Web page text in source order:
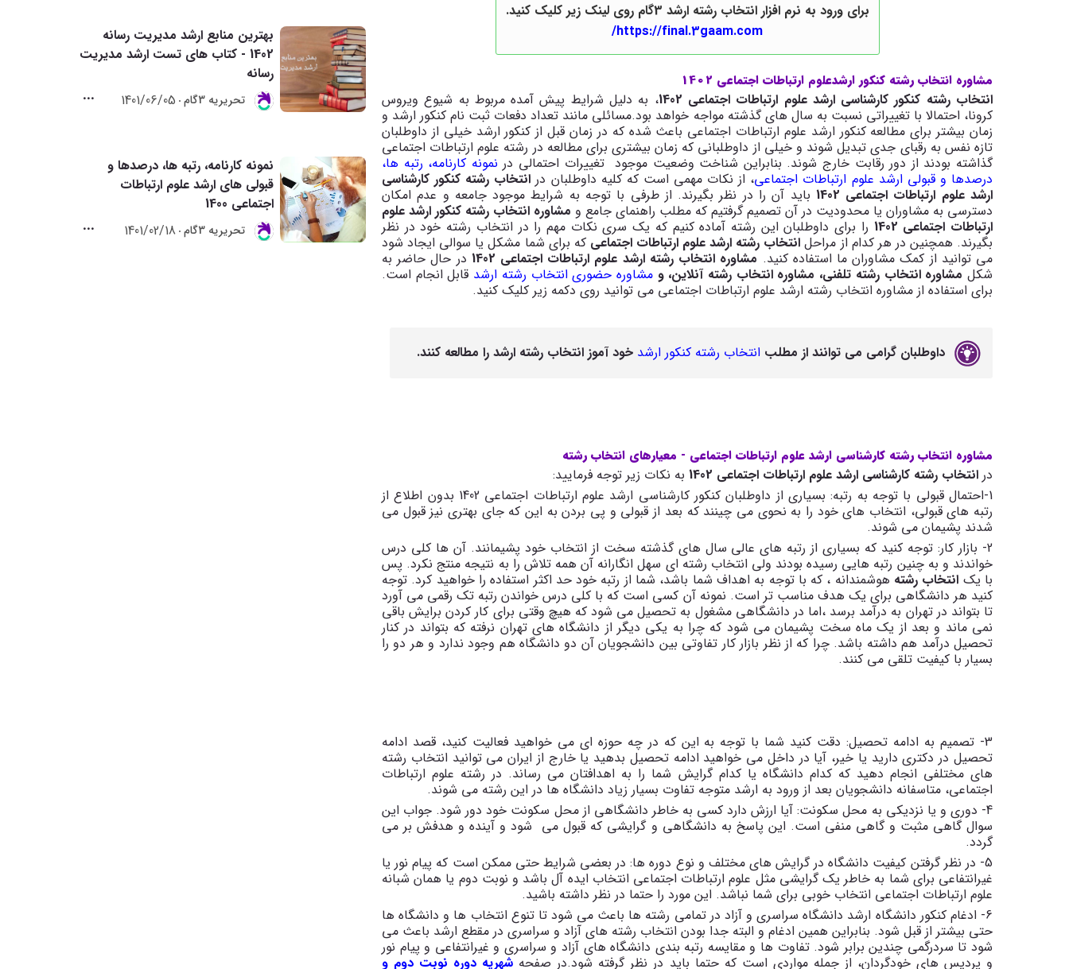
برای ورود به نرم افزار انتخاب رشته ارشد 3گام روی لینک زیر کلیک کنید.
https://final.3gaam.com/
مشاوره انتخاب رشته کنکور ارشدعلوم ارتباطات اجتماعی 1402
انتخاب رشته کنکور کارشناسی ارشد علوم ارتباطات اجتماعی 1402
، به دلیل شرایط پیش آمده مربوط به شیوع ویروس
کرونا، احتمالا با تغییراتی نسبت به سال های گذشته مواجه خواهد بود.مسائلی مانند تعداد دفعات ثبت نام کنکور ارشد و
زمان بیشتر برای مطالعه کنکور ارشد علوم ارتباطات اجتماعی باعث شده که در زمان قبل از کنکور ارشد خیلی از داوطلبان
تازه نفس به رقبای جدی تبدیل شوند و خیلی از داوطلبانی که زمان بیشتری برای مطالعه در رشته علوم ارتباطات اجتماعی
گذاشته بودند از دور رقابت خارج شوند. بنابراین شناخت وضعیت موجود تغییرات احتمالی در نمونه کارنامه، رتبه ها،
درصدها و قبولی ارشد علوم ارتباطات اجتماعی، از نکات مهمی است که کلیه داوطلبان درانتخاب رشته کنکور کارشناسی
ارشد علوم ارتباطات اجتماعی 1402
باید آن را در نظر بگیرند. از طرفی با توجه به شرایط موجود جامعه و عدم امکان
دسترسی به مشاوران یا محدودیت در آن تصمیم گرفتیم که مطلب راهنمای جامع و مشاوره انتخاب رشته کنکور ارشد علوم
ارتباطات اجتماعی 1402
را برای داوطلبان این رشته آماده کنیم که یک سری نکات مهم را در انتخاب رشته خود در نظر
بگیرند. همچنین در هر کدام از مراحلانتخاب رشته ارشد علوم ارتباطات اجتماعی که برای شما مشکل یا سوالی ایجاد شود
می توانید از کمک مشاوران ما استفاده کنید. مشاوره انتخاب رشته ارشد علوم ارتباطات اجتماعی 1402
در حال حاضر به
شکل مشاوره انتخاب رشته تلفنی، مشاوره انتخاب رشته آنلاین، ومشاوره حضوری انتخاب رشته ارشد قابل انجام است.
برای استفاده از مشاوره انتخاب رشته ارشد علوم ارتباطات اجتماعی می توانید روی دکمه زیر کلیک کنید.
داوطلبان گرامی می توانند از مطلب انتخاب رشته کنکور ارشد خود آموز انتخاب رشته ارشد را مطالعه کنند.
مشاوره انتخاب رشته کارشناسی ارشد علوم ارتباطات اجتماعی - معیارهای انتخاب رشته
در انتخاب رشته کارشناسی ارشد علوم ارتباطات اجتماعی 1402
به نکات زیر توجه فرمایید:
1-احتمال قبولی با توجه به رتبه: بسیاری از داوطلبان کنکور کارشناسی ارشد علوم ارتباطات اجتماعی 1402 بدون اطلاع از
رتبه های قبولی، انتخاب های خود را به نحوی می چینند که بعد از قبولی و پی بردن به این که جای بهتری نیز قبول می
شدند پشیمان می شوند.
2- بازار کار: توجه کنید که بسیاری از رتبه های عالی سال های گذشته سخت از انتخاب خود پشیمانند. آن ها کلی درس
خواندند و به چنین رتبه هایی رسیده بودند ولی انتخاب رشته ای سهل انگارانه آن همه تلاش را به نتیجه منتج نکرد. پس
با یک انتخاب رشته هوشمندانه ، که با توجه به اهداف شما باشد، شما از رتبه خود حد اکثر استفاده را خواهید کرد. توجه
کنید هر دانشگاهی برای یک هدف مناسب تر است. نمونه آن کسی است که با کلی درس خواندن رتبه تک رقمی می آورد
تا بتواند در تهران به درآمد برسد ،اما در دانشگاهی مشغول به تحصیل می شود که هیچ وقتی برای کار کردن برایش باقی
نمی ماند و بعد از یک ماه سخت پشیمان می شود که چرا به یکی دیگر از دانشگاه های تهران نرفته که بتواند در کنار
تحصیل درآمد هم داشته باشد. چرا که از نظر بازار کار تفاوتی بین دانشجویان آن دو دانشگاه هم وجود ندارد و هر دو را
بسیار با کیفیت تلقی می کنند.
3- تصمیم به ادامه تحصیل: دقت کنید شما با توجه به این که در چه حوزه ای می خواهید فعالیت کنید، قصد ادامه
تحصیل در دکتری دارید یا خیر، آیا در داخل می خواهید ادامه تحصیل بدهید یا خارج از ایران می توانید انتخاب رشته
های مختلفی انجام دهید که کدام دانشگاه یا کدام گرایش شما را به اهدافتان می رساند. در رشته علوم ارتباطات
اجتماعی، متاسفانه دانشجویان بعد از ورود به ارشد متوجه تفاوت بسیار زیاد دانشگاه ها در این رشته می شوند.
4- دوری و یا نزدیکی به محل سکونت: آیا ارزش دارد کسی به خاطر دانشگاهی از محل سکونت خود دور شود. جواب این
سوال گاهی مثبت و گاهی منفی است. این پاسخ به دانشگاهی و گرایشی که قبول می شود و آینده و هدفش بر می
گردد.
5- در نظر گرفتن کیفیت دانشگاه در گرایش های مختلف و نوع دوره ها: در بعضی شرایط حتی ممکن است که پیام نور یا
غیرانتفاعی برای شما به خاطر یک گرایشی مثل علوم ارتباطات اجتماعی انتخاب ایده آل باشد و نوبت دوم یا همان شبانه
علوم ارتباطات اجتماعی انتخاب خوبی برای شما نباشد. این مورد را حتما در نظر داشته باشید.
6- ادغام کنکور دانشگاه ارشد دانشگاه سراسری و آزاد در تمامی رشته ها باعث می شود تا تنوع انتخاب ها و دانشگاه ها
حتی بیشتر از قبل شود. بنابراین همین ادغام و البته جدا بودن انتخاب رشته های آزاد و سراسری در مقطع ارشد باعث می
شود تا سردرگمی چندین برابر شود. تفاوت ها و مقایسه رتبه بندی دانشگاه های آزاد و سراسری و غیرانتفاعی و پیام نور
و پردیس های خودگردان، از جمله مواردی است که حتما باید در نظر گرفته شود.در صفحه شهریه دوره نوبت دوم و
بهترین منابع ارشد مدیریت رسانه
1402 - کتاب های تست ارشد مدیریت
رسانه
تحريريه 3گام 1401/06/05
نمونه کارنامه، رتبه ها، درصدها و
قبولی های ارشد علوم ارتباطات
اجتماعی 1400
تحريريه 3گام 1401/02/18